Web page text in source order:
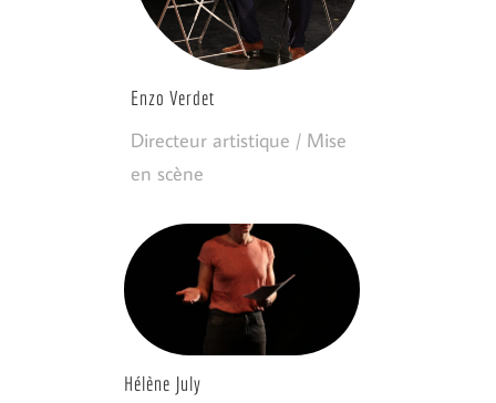
Enzo Verdet
Directeur artistique / Mise
en scène
Hélène July